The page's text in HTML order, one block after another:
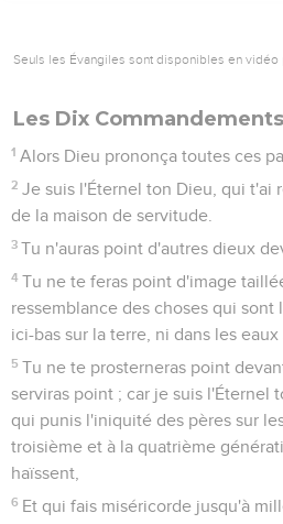
Seuls les Évangiles sont disponibles en vidéo
Les Dix Commandements
1 Alors Dieu prononça toutes ces
2 Je suis l'Éternel ton Dieu, qui t'ai
de la maison de servitude.
3 Tu n'auras point d'autres dieux
4 Tu ne te feras point d'image
ressemblance des choses qui sont
ici-bas sur la terre, ni dans les eaux
5 Tu ne te prosterneras point
serviras point ; car je suis l'Éternel
qui punis l'iniquité des pères sur
troisième et à la quatrième
haïssent,
6 Et qui fais miséricorde jusqu'à